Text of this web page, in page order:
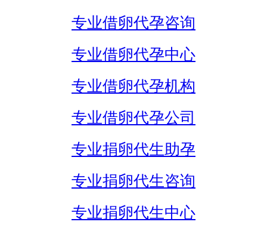
专业借卵代孕咨询
专业借卵代孕中心
专业借卵代孕机构
专业借卵代孕公司
专业捐卵代生助孕
专业捐卵代生咨询
专业捐卵代生中心